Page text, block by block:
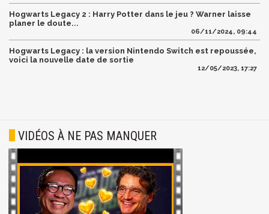
Hogwarts Legacy 2 : Harry Potter dans le jeu ? Warner laisse
planer le doute...
06/11/2024, 09:44
Hogwarts Legacy : la version Nintendo Switch est repoussée,
voici la nouvelle date de sortie
12/05/2023, 17:27
VIDÉOS À NE PAS MANQUER